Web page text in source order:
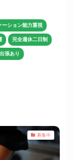
ーション能力重視
完全週休二日制
出張あり
募集中